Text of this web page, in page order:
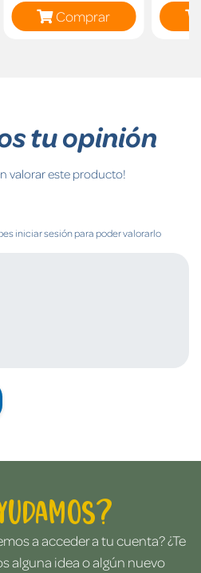
Comprar
tu opinión
valorar este producto!
iniciar sesión para poder valorarlo
a acceder a tu cuenta? ¿Te
alguna idea o algún nuevo